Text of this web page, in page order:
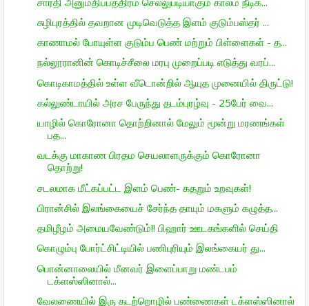
சுழிபுரத்தில் தவறான முடிவெடுத்த இளம் குடும்பஸ்தர் ...
காணாமல் போயுள்ள குடும்ப பெண் மற்றும் பிள்ளைகள் - த...
நல்லூரானின் கொடிச்சீலை மரபு முறைப்படி எடுத்து வரப்...
கொடிகாமத்தில் உள்ள வீடொன்றில் ஆயுத முனையில் திருட்டு!
கல்லுண்டாயில் அரச பேருந்து தடம்புரழ்வு - 25பேர் வை...
யாழில் கொரோனா தொற்றினால் மேலும் மூன்று மரணங்கள்
பத...
வடக்கு மாகாண பிரதம செயலாளருக்கும் கொரோனா
தொற்று!
சடலமாக மீட்கப்பட்ட இளம் பெண்- கதறும் உறவுகள்!
பிரான்சில் இலங்கையைச் சேர்ந்த தாயும் மகளும் கழுத்த...
தமிழீழம் அமையவேண்டும்!! பிஹார் ஊடகங்களில் செய்தி
கொழும்பு போர்ட்சிட்டியில் பணிபுரியும் இலங்கையர் து...
பொன்னாலையில் மீனவர் இளைப்பாறு மண்டபம்
டக்ளஸ்ஸினால்...
வேலணையில் இரு கடற்றொழில் பண்ணைகள் டக்ளஸ்ஸினால்